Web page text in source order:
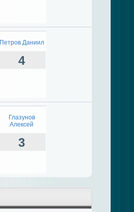
Петров Даниил
4
Глазунов
Алексей
3